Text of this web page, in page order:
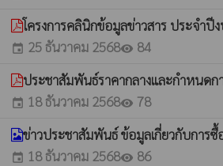
โครงการคลินิกข้อมูลข่าวสาร ประจำ
event 25 ธันวาคม 2568visibility 84
ประชาสัมพันธ์ราคากลางและกำหนด
event 18 ธันวาคม 2568visibility 78
ข่าวประชาสัมพันธ์ ข้อมูลเกี่ยวกับการซื้
event 18 ธันวาคม 2568visibility 86